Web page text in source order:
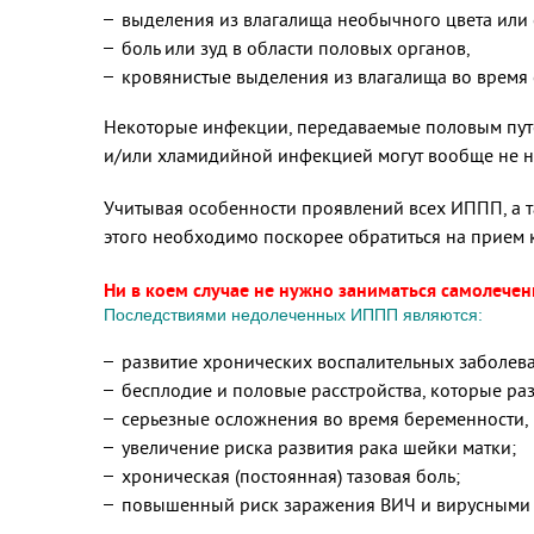
выделения из влагалища необычного цвета
боль или зуд в области половых органов,
кровянистые выделения из влагалища во время
Некоторые инфекции, передаваемые половым
и/или хламидийной инфекцией могут вообще не
Учитывая особенности проявлений всех ИППП, а
этого необходимо поскорее обратиться на прием
Ни в коем случае не нужно заниматься
Последствиями недолеченных ИППП являются:
развитие хронических воспалительных
бесплодие и половые расстройства, которые
серьезные осложнения во время
увеличение риска развития рака шейки матки;
хроническая (постоянная) тазовая боль;
повышенный риск заражения ВИЧ и вирусными